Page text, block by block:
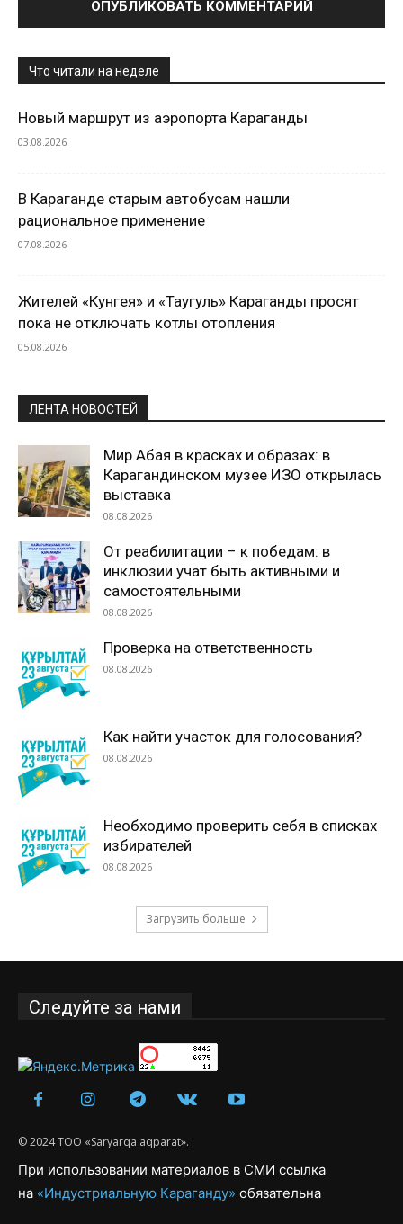
Что читали на неделе
Новый маршрут из аэропорта Караганды
03.08.2026
В Караганде старым автобусам нашли
рациональное применение
07.08.2026
Жителей «Кунгея» и «Таугуль» Караганды просят
пока не отключать котлы отопления
05.08.2026
ЛЕНТА НОВОСТЕЙ
Мир Абая в красках и образах: в
Карагандинском музее ИЗО открылась
выставка
08.08.2026
От реабилитации – к победам: в
инклюзии учат быть активными и
самостоятельными
08.08.2026
Проверка на ответственность
08.08.2026
Как найти участок для голосования?
08.08.2026
Необходимо проверить себя в списках
избирателей
08.08.2026
Загрузить больше
Следуйте за нами
© 2024 ТОО «Saryarqa aqparat».
При использовании материалов в СМИ ссылка
на «Индустриальную Караганду» обязательна